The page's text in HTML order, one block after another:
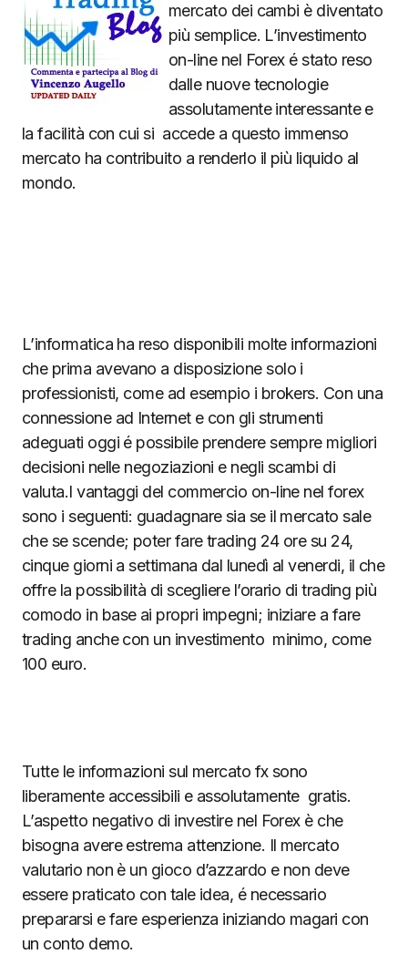
mercato dei cambi è diventato
più semplice. L’investimento
on-line nel Forex é stato reso
dalle nuove tecnologie
assolutamente interessante e
la facilità con cui si accede a questo immenso
mercato ha contribuito a renderlo il più liquido al
mondo.
L’informatica ha reso disponibili molte informazioni
che prima avevano a disposizione solo i
professionisti, come ad esempio i brokers. Con una
connessione ad Internet e con gli strumenti
adeguati oggi é possibile prendere sempre migliori
decisioni nelle negoziazioni e negli scambi di
valuta.I vantaggi del commercio on-line nel forex
sono i seguenti: guadagnare sia se il mercato sale
che se scende; poter fare trading 24 ore su 24,
cinque giorni a settimana dal lunedì al venerdi, il che
offre la possibilità di scegliere l’orario di trading più
comodo in base ai propri impegni; iniziare a fare
trading anche con un investimento minimo, come
100 euro.
Tutte le informazioni sul mercato fx sono
liberamente accessibili e assolutamente gratis.
L’aspetto negativo di investire nel Forex è che
bisogna avere estrema attenzione. Il mercato
valutario non è un gioco d’azzardo e non deve
essere praticato con tale idea, é necessario
prepararsi e fare esperienza iniziando magari con
un conto demo.